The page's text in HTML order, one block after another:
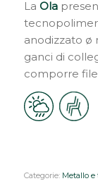
La Ola
anodizzato ø
ganci di
comporre
Categorie: Metallo